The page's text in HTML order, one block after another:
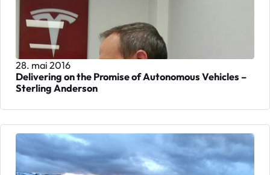
28. mai 2016
Delivering on the Promise of Autonomous Vehicles –
Sterling Anderson